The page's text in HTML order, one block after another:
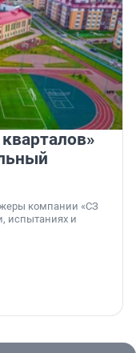
компании «СЗ
испытаниях и